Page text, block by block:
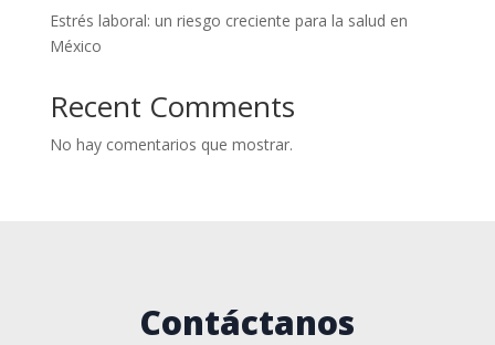
Estrés laboral: un riesgo creciente para la salud en
México
Recent Comments
No hay comentarios que mostrar.
Contáctanos